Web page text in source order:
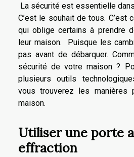
La sécurité est essentielle
C’est le souhait de tous. C’est
qui oblige certains à prendre
leur maison. Puisque les
pas avant de débarquer.
sécurité de votre maison ?
plusieurs outils
vous trouverez les manières
maison.
Utiliser une porte
effraction